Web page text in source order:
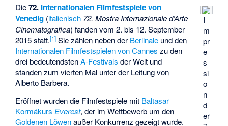
I
m
pr
e
s
si
o
n
d
er
Die72. Internationalen Filmfestspiele von
Venedig (italienisch 72. Mostra Internazionale d’Arte
Cinematografica) fanden vom 2. bis 12. September
2015 statt.[1] Sie zählen neben der Berlinale und den
Internationalen Filmfestspielen von Cannes zu den
drei bedeutendstenA-Festivals der Welt und
standen zum vierten Mal unter der Leitung von
Alberto Barbera.
Eröffnet wurden die Filmfestspiele mit Baltasar
Kormákurs Everest, der im Wettbewerb um den
Goldenen Löwenaußer Konkurrenz gezeigt wurde.